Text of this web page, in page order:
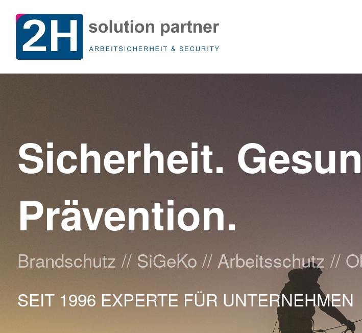
Sicherheit.
Prävention.
Brandschutz // SiGeKo // Arbeitsschutz //
SEIT 1996 EXPERTE FÜR UNTERNEHMEN